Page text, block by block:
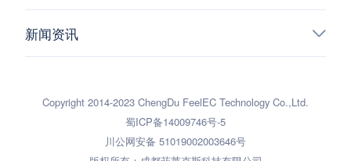
新闻资讯
Copyright 2014-2023 ChengDu FeelEC Technology Co.,Ltd.
蜀ICP备14009746号-5
川公网安备 51019002003646号